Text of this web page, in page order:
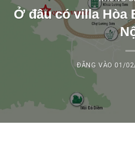
Ở đâu có villa Hòa
ĐĂNG VÀO01/